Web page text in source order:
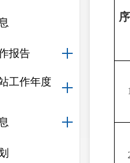
报告
工作年度